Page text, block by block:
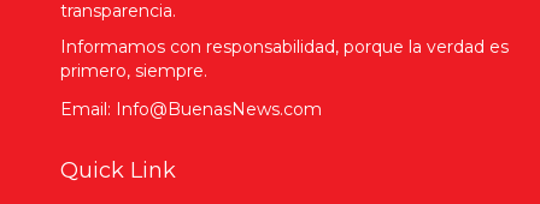
transparencia.
Informamos con responsabilidad, porque la verdad es
primero, siempre.
Email: Info@BuenasNews.com
Quick Link